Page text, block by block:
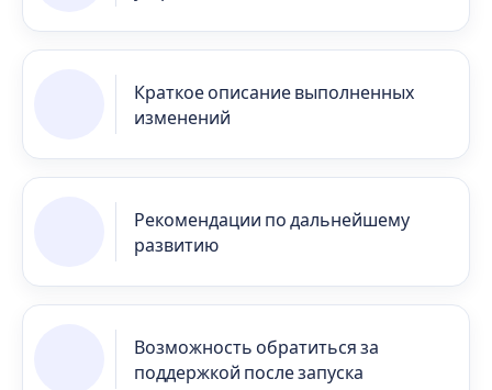
Краткое описание выполненных
изменений
Рекомендации по дальнейшему
развитию
Возможность обратиться за
поддержкой после запуска